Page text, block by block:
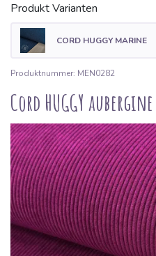
Produkt Varianten
CORD HUGGY MARINE
Produktnummer: MEN0282
Cord HUGGY aubergine